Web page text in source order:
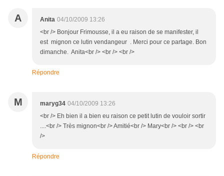
A Anita 04/10/2009 13:26
<br /> Bonjour Frimousse, il a eu raison de se manifester, il
est mignon ce lutin vendangeur . Merci pour ce partage. Bon
dimanche. Anita<br /> <br /> <br />
Répondre
M maryg34 04/10/2009 13:26
<br /> Eh bien il a bien eu raison ce petit lutin de vouloir sortir
....<br /> Très mignon<br /> Amitié<br /> Mary<br /> <br /> <br
/>
Répondre